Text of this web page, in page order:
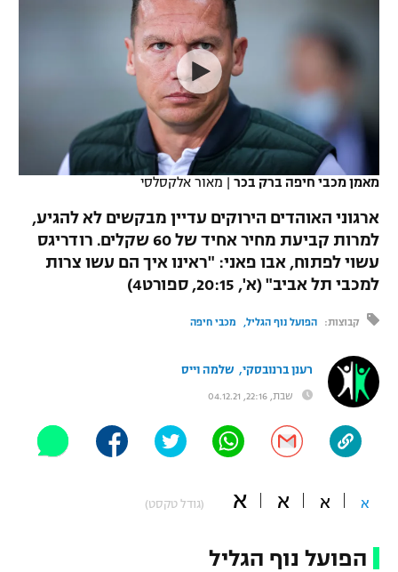
רץ ברשת
תוצאות
לוח שידורים
"מעל הליגה" – פודקאסט
"מחצית בשכונה" – פודקאסט
טניס
מכבי חיפה
בית"ר ירושלים
מכבי תל אביב
הפועל תל אביב
הפועל חיפה
הפועל באר שבע
מכבי נתניה
בני יהודה
ליגה ספרדית
ליגה צרפתית
ליגה הולנדית
ליגה טורקית
ליגה סינית
מכבי תל אביב
הפועל חולון
הפועל ירושלים
דני אבדיה
כדוריד
כדורעף
שחייה
ג'ודו
אגרוף
היאבקות WWE
אופניים
פוטבול אמריקאי NFL
מאמן מכבי חיפה ברק בכר | מאור אלקסלסי
ארגוני האוהדים הירוקים עדיין מבקשים לא להגיע,
למרות קביעת מחיר אחיד של 60 שקלים. רודריגס
עשוי לפתוח, אבו פאני: "ראינו איך הם עשו צרות
למכבי תל אביב" (א', 20:15, ספורט4)
קבוצות: הפועל נוף הגליל מכבי חיפה
רענן ברנובסקי, שלמה וייס
שבת, 22:16, 04.12.21
א א א א (גודל טקסט)
הפועל נוף הגליל